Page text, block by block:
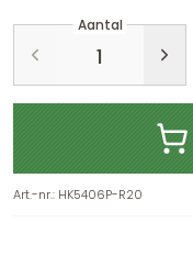
Aantal
Art.-nr.: HK5406P-R20